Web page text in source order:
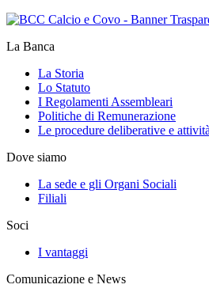
La Banca
La Storia
Lo Statuto
I Regolamenti Assembleari
Politiche di Remunerazione
Le procedure deliberative e
Dove siamo
La sede e gli Organi Sociali
Filiali
Soci
I vantaggi
Comunicazione e News